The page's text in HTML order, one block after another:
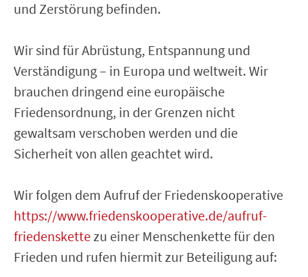
und Zerstörung befinden.
Wir sind für Abrüstung, Entspannung und
Verständigung – in Europa und weltweit. Wir
brauchen dringend eine europäische
Friedensordnung, in der Grenzen nicht
gewaltsam verschoben werden und die
Sicherheit von allen geachtet wird.
Wir folgen dem Aufruf der Friedenskooperative
https://www.friedenskooperative.de/aufruf-
friedenskettezu einer Menschenkette für den
Frieden und rufen hiermit zur Beteiligung auf: